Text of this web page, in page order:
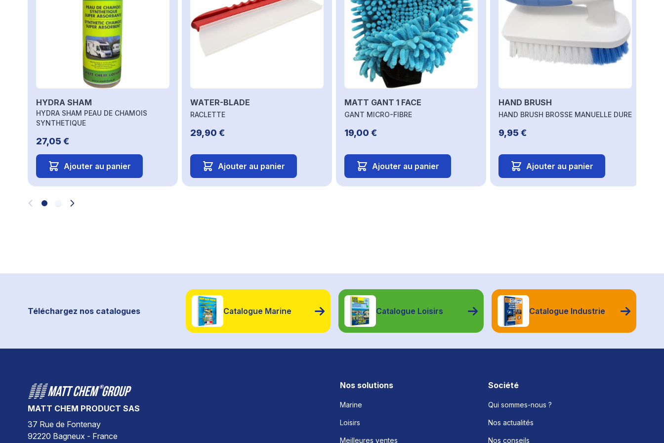
HYDRA SHAM
HYDRA SHAM PEAU DE CHAMOIS
SYNTHETIQUE
27,05 €
Ajouter au panier
WATER-BLADE
RACLETTE
29,90 €
Ajouter au panier
MATT GANT 1 FACE
GANT MICRO-FIBRE
19,00 €
Ajouter au panier
HAND BRUSH
HAND BRUSH BROSSE MANUELLE DURE
9,95 €
Ajouter au panier
Téléchargez nos catalogues Catalogue Marine Catalogue Loisirs Catalogue Industrie
MATT CHEM PRODUCT SAS
37 Rue de Fontenay
92220 Bagneux - France
Nos solutions
Marine
Loisirs
Meilleures ventes
Société
Qui sommes-nous ?
Nos actualités
Nos conseils